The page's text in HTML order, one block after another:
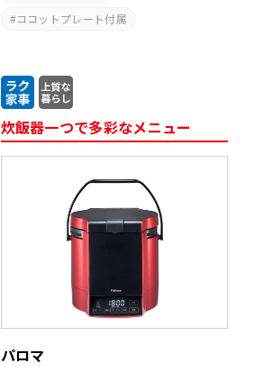
ココットプレート付属
パロマ
炊飯器一つで多彩なメニュー